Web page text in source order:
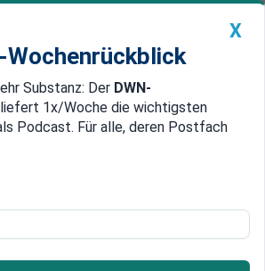
DWN: Geldanlage Premium
DWN-Magazin China
könnte Goldpreis zur
Findung verhelfen
X
Wochenrückblick
Substanz: Der DWN-
liefert 1x/Woche die wichtigsten
Podcast. Für alle, deren Postfach